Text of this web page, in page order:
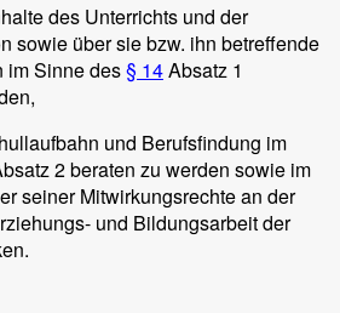
des Unterrichts und der
sowie über sie bzw. ihn betreffende
im Sinne des§ 14Absatz 1
und Berufsfindung im
2 beraten zu werden sowie im
seiner Mitwirkungsrechte an der
und Bildungsarbeit der